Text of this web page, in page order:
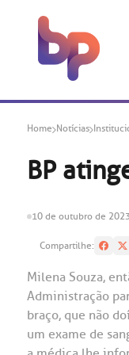
Home Notícias
BP
10 de outubro de 2023
Compartilhe:
Milena Souza,
Administração
braço, que não
um exame de